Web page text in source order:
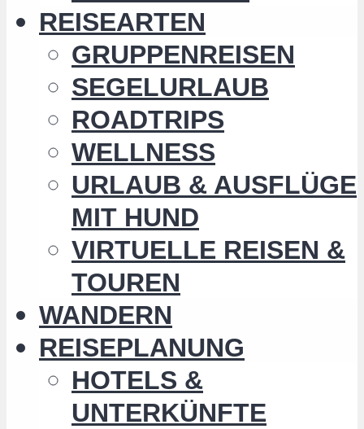
REISEARTEN
GRUPPENREISEN
SEGELURLAUB
ROADTRIPS
WELLNESS
URLAUB & AUSFLÜGE
MIT HUND
VIRTUELLE REISEN &
TOUREN
WANDERN
REISEPLANUNG
HOTELS &
UNTERKÜNFTE